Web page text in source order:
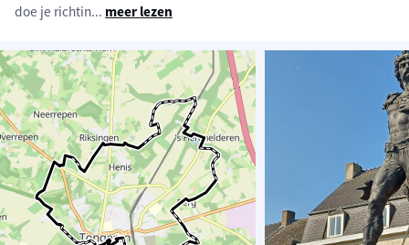
doe je richtin... meer lezen